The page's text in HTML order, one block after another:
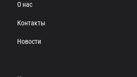
О нас
Контакты
Новости